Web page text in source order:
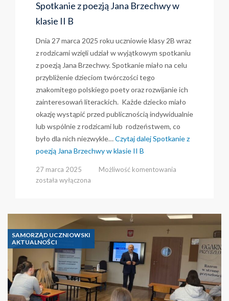
Spotkanie z poezją Jana Brzechwy w
klasie II B
Dnia 27 marca 2025 roku uczniowie klasy 2B wraz
z rodzicami wzięli udział w wyjątkowym spotkaniu
z poezją Jana Brzechwy. Spotkanie miało na celu
przybliżenie dzieciom twórczości tego
znakomitego polskiego poety oraz rozwijanie ich
zainteresowań literackich. Każde dziecko miało
okazję wystąpić przed publicznością indywidualnie
lub wspólnie z rodzicami lub rodzeństwem, co
było dla nich niezwykle…Czytaj dalejSpotkanie z
poezją Jana Brzechwy w klasie II B
27 marca 2025 Możliwość komentowania
w
II
została wyłączona
SAMORZĄD UCZNIOWSKI
AKTUALNOŚCI